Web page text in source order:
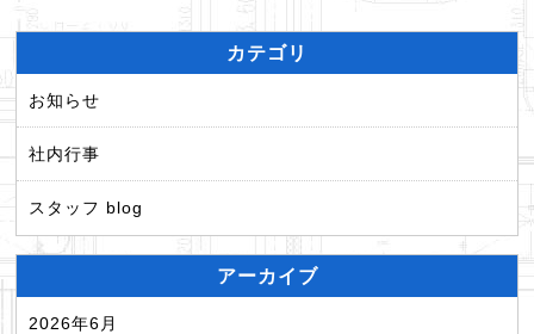
カテゴリ
お知らせ
社内行事
スタッフ blog
アーカイブ
2026年6月